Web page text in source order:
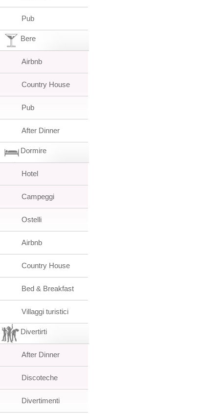
Pub
Bere
Airbnb
Country House
Pub
After Dinner
Dormire
Hotel
Campeggi
Ostelli
Airbnb
Country House
Bed & Breakfast
Villaggi turistici
Divertirti
After Dinner
Discoteche
Divertimenti